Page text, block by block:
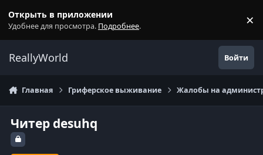
Открыть в приложении
Удобнее для просмотра. Подробнее. ×
ReallyWorld Войти
Главная Гриферское выживание Жалобы на
Читер desuhq